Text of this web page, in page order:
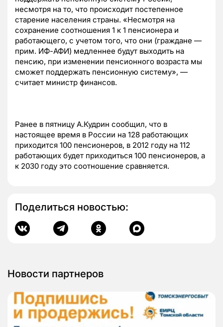
несмотря на то, что происходит постепенное
старение населения страны. «Несмотря на
сохранение соотношения 1 к 1 пенсионера и
работающего, с учетом того, что они (граждане —
прим. ИФ-АФИ) медленнее будут выходить на
пенсию, при изменении пенсионного возраста мы
сможет поддержать пенсионную систему», —
считает министр финансов.
Ранее в пятницу А.Кудрин сообщил, что в
настоящее время в России на 128 работающих
приходится 100 пенсионеров, в 2012 году на 112
работающих будет приходиться 100 пенсионеров, а
к 2030 году это соотношение сравняется.
Поделиться новостью:
Новости партнеров